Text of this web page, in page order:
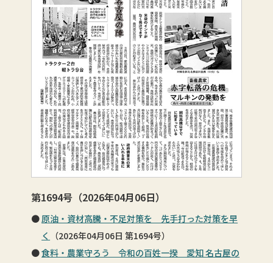
第1694号（2026年04月06日）
原油・資材高騰・不足対策を 先手打った対策を早
く
（2026年04月06日 第1694号）
食料・農業守ろう 令和の百姓一揆 愛知 名古屋の